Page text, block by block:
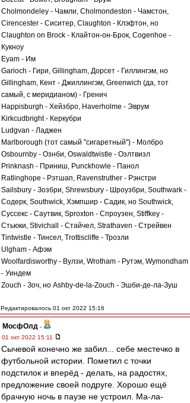
Cholmondeley - Чамли, Cholmondeston - Чамстон,
Cirencester - Сиситер, Claughton - Клэфтон, но
Claughton on Brock - Клайтон-он-Брок, Cogenhoe -
Кукноу
Eyam - Им
Garioch - Гири, Gillingham, Дорсет - Гиллингэм, но
Gillingham, Кент - Джиллингэм, Greenwich (да, тот
самый, с меридианом) - Гренич
Happisburgh - Хейзбро, Haverholme - Эврум
Kirkcudbright - Керкубри
Ludgvan - Ладжен
Marlborough (тот самый "сигаретный") - Молбро
Osbournby - Ознби, Oswaldtwistle - Озлтвизл
Prinknash - Приниш, Punckhowle - Панол
Ratlinghope - Рэтшап, Ravenstruther - Рэнстри
Sailsbury - Зозбри, Shrewsbury - Шроузбри, Southwark -
Содерк, Southwick, Хэмпшир - Садик, но Southwick,
Суссекс - Саутвик, Sproxton - Спроузен, Stiffkey -
Стьюки, Stivichall - Стайчел, Strathaven - Стрейвен
Tintwistle - Тинсел, Trottiscliffe - Трозли
Ulgham - Афэм
Woolfardisworthy - Вулзи, Wrotham - Рутэм, Wymondham
- Уиндем
Zouch - Зоч, но Ashby-de-la-Zouch - Эшби-де-ла-Зуш
Редактировалось 01 окт 2022 15:16
МосфОлд -
01 окт 2022 15:11
Сычевой конечно же забил... себе местечко в
футбольной истории. Пометил с точки
подстилок и вперёд - делать, на радостях,
предложение своей подруге. Хорошо ещё
брачную ночь в паузе не устроил. Ма-ла-